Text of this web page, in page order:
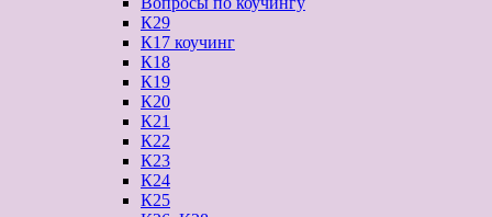
К29
К17 коучинг
К18
К19
К20
К21
К22
К23
К24
К25